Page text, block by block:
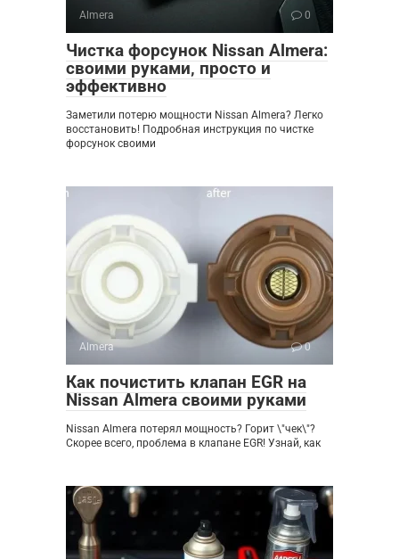
Almera 0
Чистка форсунок Nissan Almera:
своими руками‚ просто и
эффективно
Заметили потерю мощности Nissan Almera? Легко
восстановить! Подробная инструкция по чистке
форсунок своими
Almera 0
Как почистить клапан EGR на
Nissan Almera своими руками
Nissan Almera потерял мощность? Горит \"чек\"?
Скорее всего, проблема в клапане EGR! Узнай, как